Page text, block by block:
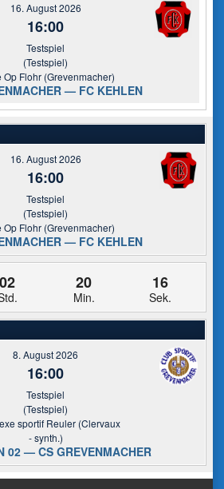
16. August 2026
16:00
Testspiel
(Testspiel)
Op Flohr (Grevenmacher)
— FC KEHLEN
16. August 2026
16:00
Testspiel
(Testspiel)
Op Flohr (Grevenmacher)
— FC KEHLEN
02 20
Min.
16
Sek.
8. August 2026
16:00
Testspiel
(Testspiel)
sportif Reuler (Clervaux
- synth.)
02 — CS GREVENMACHER